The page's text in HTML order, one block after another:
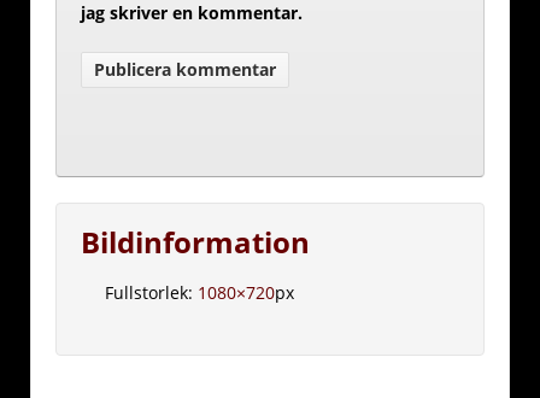
jag skriver en kommentar.
Bildinformation
Fullstorlek: 1080×720px